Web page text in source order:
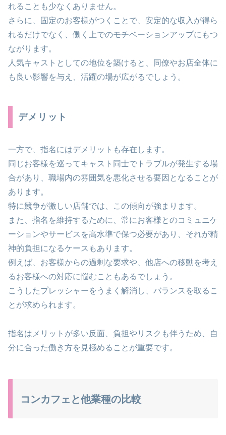
れることも少なくありません。
さらに、固定のお客様がつくことで、安定的な収入が得ら
れるだけでなく、働く上でのモチベーションアップにもつ
ながります。
人気キャストとしての地位を築けると、同僚やお店全体に
も良い影響を与え、活躍の場が広がるでしょう。
デメリット
一方で、指名にはデメリットも存在します。
同じお客様を巡ってキャスト同士でトラブルが発生する場
合があり、職場内の雰囲気を悪化させる要因となることが
あります。
特に競争が激しい店舗では、この傾向が強まります。
また、指名を維持するために、常にお客様とのコミュニケ
ーションやサービスを高水準で保つ必要があり、それが精
神的負担になるケースもあります。
例えば、お客様からの過剰な要求や、他店への移動を考え
るお客様への対応に悩むこともあるでしょう。
こうしたプレッシャーをうまく解消し、バランスを取るこ
とが求められます。
指名はメリットが多い反面、負担やリスクも伴うため、自
分に合った働き方を見極めることが重要です。
コンカフェと他業種の比較